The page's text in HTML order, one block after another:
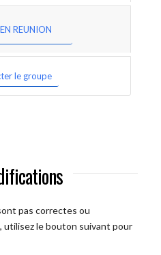
REUNION
le groupe
pas correctes ou
le bouton suivant pour